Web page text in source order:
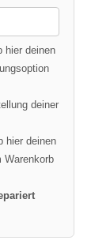
hier deinen
deiner
hier deinen
Warenkorb